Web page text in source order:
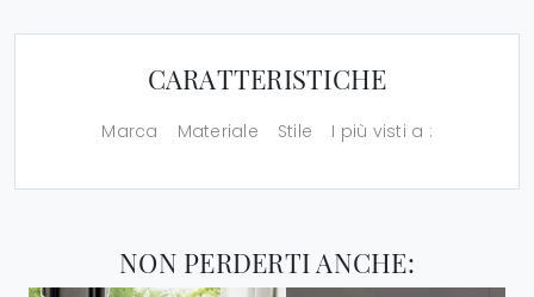
CARATTERISTICHE
Marca Materiale Stile I più visti a :
NON PERDERTI ANCHE: